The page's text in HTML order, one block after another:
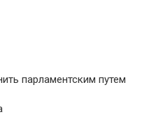
парламентским путем